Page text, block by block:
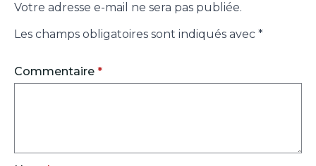
Votre adresse e-mail ne sera pas publiée.
Les champs obligatoires sont indiqués avec *
Commentaire *